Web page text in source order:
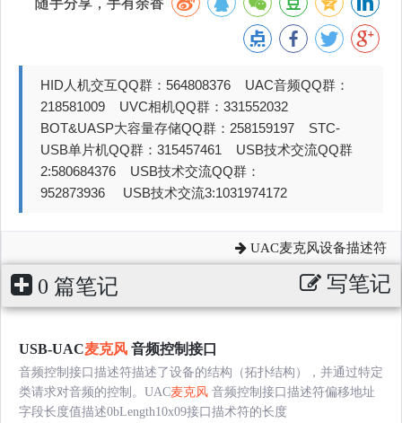
HID人机交互QQ群：564808376 UAC音频QQ群：
218581009 UVC相机QQ群：331552032
BOT&UASP大容量存储QQ群：258159197 STC-
USB单片机QQ群：315457461 USB技术交流QQ群
2:580684376 USB技术交流QQ群：
952873936 USB技术交流3:1031974172
UAC麦克风设备描述符
0 篇笔记 写笔记
USB-UAC麦克风 音频控制接口
音频控制接口描述符描述了设备的结构（拓扑结构），并通过特定
类请求对音频的控制。UAC麦克风 音频控制接口描述符偏移地址
字段长度值描述0bLength10x09接口描术符的长度